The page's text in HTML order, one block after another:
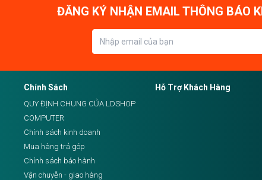
ĐĂNG KÝ NHẬN EMAIL THÔNG BÁO
Chính Sách
QUY ĐỊNH CHUNG CỦA LDSHOP
COMPUTER
Chính sách kinh doanh
Mua hàng trả góp
Chính sách bảo hành
Vận chuyễn - giao hàng
Hỗ Trợ Khách Hàng